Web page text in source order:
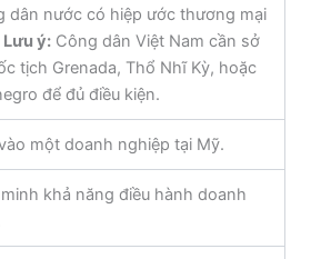
dân nước có hiệp ước thương mại
Lưu ý: Công dân Việt Nam cần sở
tịch Grenada, Thổ Nhĩ Kỳ, hoặc
để đủ điều kiện.
một doanh nghiệp tại Mỹ.
khả năng điều hành doanh